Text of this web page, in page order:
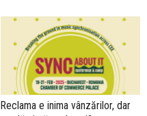
Reclama e inima vânzărilor, dar